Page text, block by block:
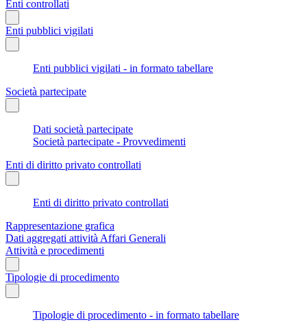
Enti controllati
Enti pubblici vigilati
Enti pubblici vigilati - in formato tabellare
Società partecipate
Dati società partecipate
Società partecipate - Provvedimenti
Enti di diritto privato controllati
Enti di diritto privato controllati
Rappresentazione grafica
Dati aggregati attività Affari Generali
Attività e procedimenti
Tipologie di procedimento
Tipologie di procedimento - in formato tabellare